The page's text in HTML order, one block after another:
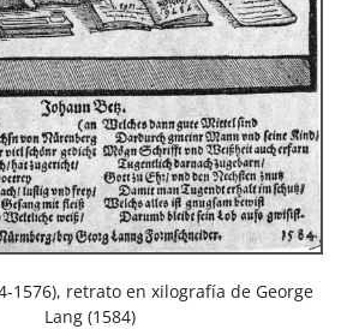
1576), retrato en xilografía de George
Lang (1584)